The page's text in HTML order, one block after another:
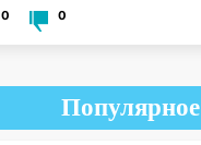
0 0
Популярное